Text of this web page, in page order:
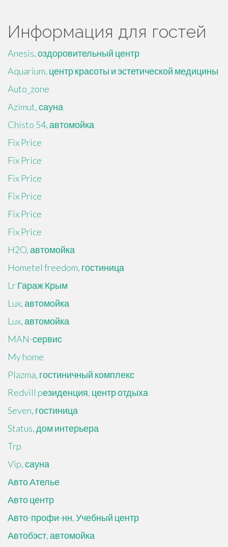
Информация для гостей
Anesis, оздоровительный центр
Aquarium, центр красоты и эстетической медицины
Auto_zone
Azimut, сауна
Chisto 54, автомойка
Fix Price
Fix Price
Fix Price
Fix Price
Fix Price
Fix Price
H2O, автомойка
Hometel freedom, гостиница
Lr Гараж Крым
Lux, автомойка
Lux, автомойка
MAN-сервис
My home
Plazma, гостиничный комплекс
Redvill pезиденция, центр отдыха
Seven, гостиница
Status, дом интерьера
Trp
Vip, сауна
Авто Ателье
Авто центр
Авто-профи-нн, Учебный центр
Автобэст, автомойка